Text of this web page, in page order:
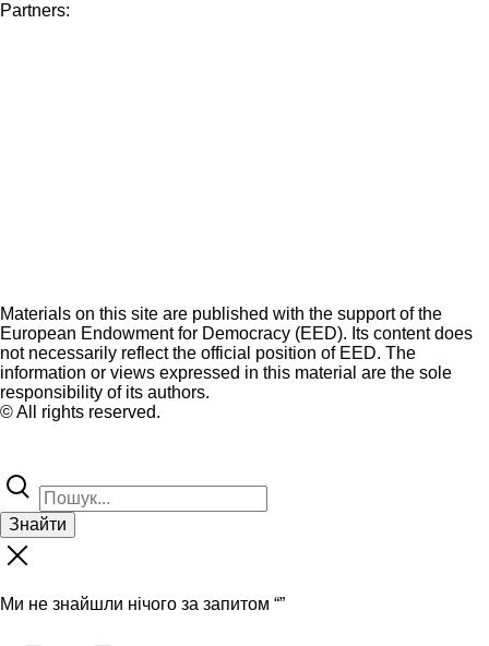
Partners:
Materials on this site are published with the support of the
European Endowment for Democracy (EED). Its content does
not necessarily reflect the official position of EED. The
information or views expressed in this material are the sole
responsibility of its authors.
© All rights reserved.
Знайти
Ми не знайшли нічого за запитом “”